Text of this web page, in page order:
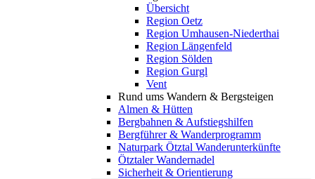
Übersicht
Region Oetz
Region Umhausen-Niederthai
Region Längenfeld
Region Sölden
Region Gurgl
Vent
Rund ums Wandern & Bergsteigen
Almen & Hütten
Bergbahnen & Aufstiegshilfen
Bergführer & Wanderprogramm
Naturpark Ötztal Wanderunterkünfte
Ötztaler Wandernadel
Sicherheit & Orientierung